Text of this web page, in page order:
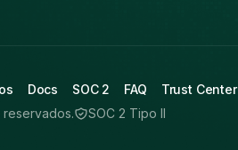
Docs SOC 2 FAQ Trust Center
SOC 2 Tipo II